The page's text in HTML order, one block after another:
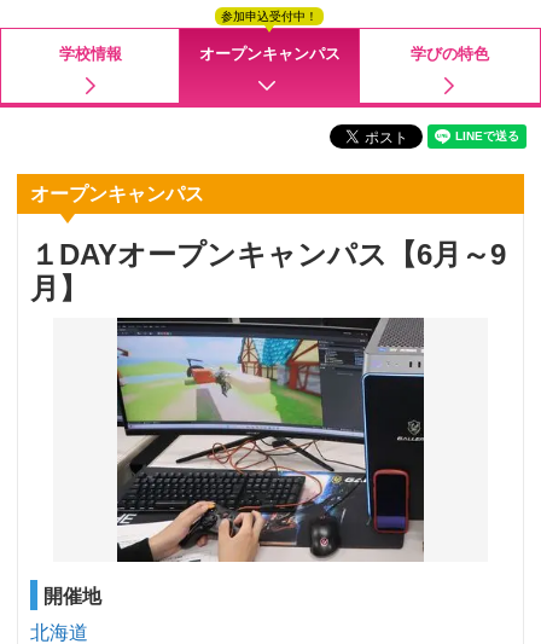
学校情報 オープンキャンパス
参加申込受付中！
学びの特色
オープンキャンパス
１DAYオープンキャンパス【6月～9
月】
開催地
北海道